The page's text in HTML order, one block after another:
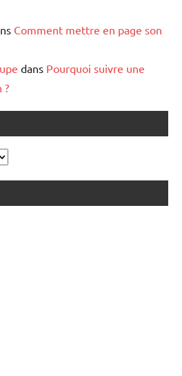
Comment mettre en page son
dans Pourquoi suivre une
?